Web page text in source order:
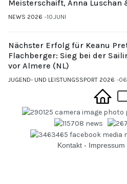
Meisterschaift, Anna Luschan
NEWS 2026 10.JUNI
Nächster Erfolg für Keanu
Flachberger: Sieg bei der
vor Almere (NL)
JUGEND- UND LEISTUNGSSPORT 2026
Kontakt - Impressum